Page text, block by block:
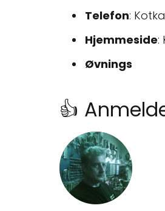
Telefon:
Hjemmeside:
Øvnings
👍